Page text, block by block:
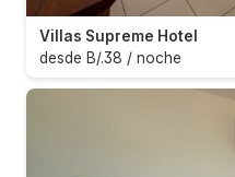
Villas Supreme Hotel
desde B/.38 / noche